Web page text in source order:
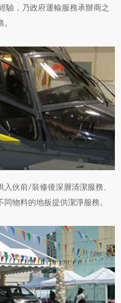
驗，乃政府運輸服務承辦商之
伙前/裝修後深層清潔服務、
物料的地板提供潔淨服務。